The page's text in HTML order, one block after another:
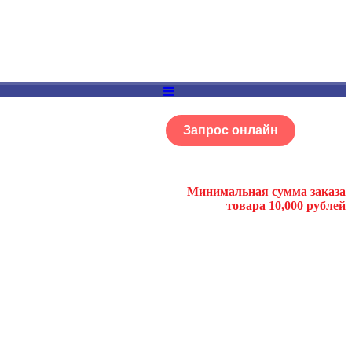
Запрос онлайн
Минимальная сумма заказа
товара 10,000 рублей